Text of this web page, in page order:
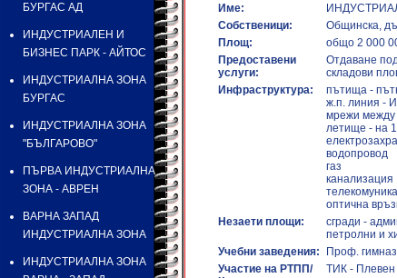
БУРГАС АД
ИНДУСТРИАЛЕН И
БИЗНЕС ПАРК - АЙТОС
ИНДУСТРИАЛНА ЗОНА
БУРГАС
ИНДУСТРИАЛНА ЗОНА
"БЪЛГАРОВО"
ПЪРВА ИНДУСТРИАЛНА
ЗОНА - АВРЕН
ВАРНА ЗАПАД
ИНДУСТРИАЛНА ЗОНА
ИНДУСТРИАЛНА ЗОНА
Име:
Собственици:
Общинска,
Площ:
общо 2 000
Предоставени
услуги:
Отдаване
складови
Инфраструктура:
пътища -
ж.п. линия -
мрежи между
летище - на
водопровод
газ
канализация
оптична
Незаети площи:
сгради -
петролни и
Учебни заведения:
Проф.
Участие на РТПП/
ТИК - Плевен